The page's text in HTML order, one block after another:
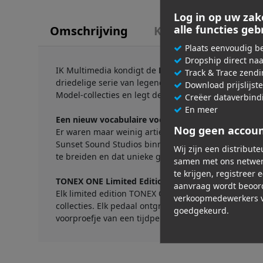
Omschrijving Kenmerken
IK Multimedia kondigt de Brown Sound Anthology
driedelige serie van legendarische gitaaropnames
Model-collecties en legt de tonale reis van een
Een nieuw vocabulaire voor gitaar
Er waren maar weinig artiesten die een grotere
Sunset Sound Studios binnenstapte om op te
te breiden en dat unieke geluid na te streven,
TONEX ONE Limited Edition
Elk limited edition TONEX ONE-pedaal wordt
collecties. Elk pedaal ontgrendelt de complete 78/
voorproefje van een tijdperk. Kies de look die u
Log in op uw
alle functies
Plaats eenvoudig
Dropship direct
Track & Trace
Download
Creëer
En meer
Nog geen
Wij zijn een
samen met ons
te krijgen, registreer
aanvraag wordt
verkoopmedewerkers
goedgekeurd.